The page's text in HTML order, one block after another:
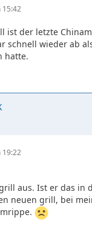
15:42
ist der letzte
schnell wieder ab
hatte.
19:22
aus. Ist er das in
neuen grill, bei